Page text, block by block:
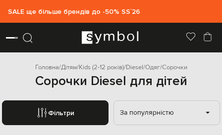
SALE ще більше брендів до -50% SS`26
Головна Дітям Kids (2-12 років) Diesel Одяг Сорочки
Сорочки Diesel для дітей
Фільтри За популярністю